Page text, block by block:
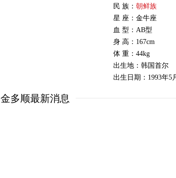
民 族： 朝鲜族
星 座：金牛座
血 型：AB型
身 高：167cm
体 重：44kg
出生地：韩国首尔
出生日期：1993年5
金多顺最新消息